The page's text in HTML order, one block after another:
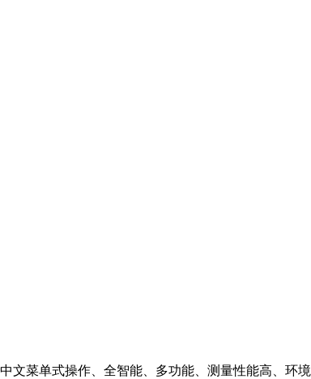
文菜单式操作、全智能、多功能、测量性能高、环